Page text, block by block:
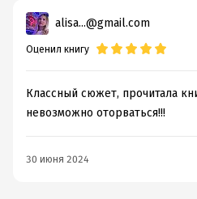
alisa...@gmail.com
Оценил книгу
Классный сюжет, прочитала
невозможно оторваться!!!
30 июня 2024